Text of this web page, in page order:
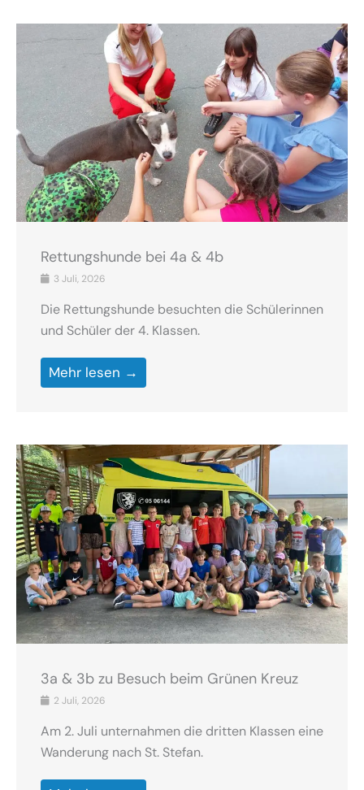
Rettungshunde bei 4a & 4b
3 Juli, 2026
Die Rettungshunde besuchten die Schülerinnen
und Schüler der 4. Klassen.
Mehr lesen →
3a & 3b zu Besuch beim Grünen Kreuz
2 Juli, 2026
Am 2. Juli unternahmen die dritten Klassen eine
Wanderung nach St. Stefan.